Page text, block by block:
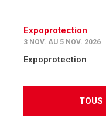
Expoprotection
3 NOV. AU 5 NOV. 2026
Expoprotection
TOUS